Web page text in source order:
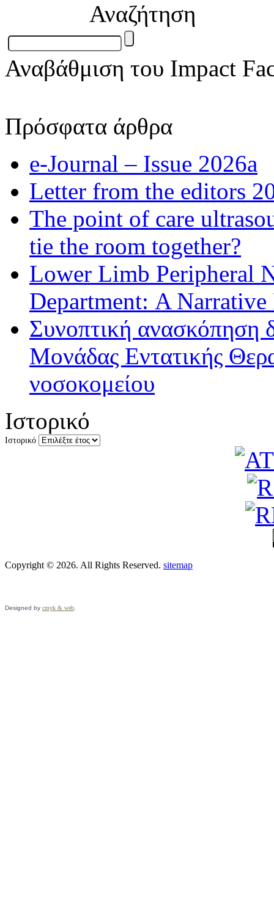
Αναζήτηση
Αναβάθμιση του Impact
Πρόσφατα άρθρα
e-Journal – Issue 2026a
Letter from the editors
The point of care
tie the room together?
Lower Limb Peripheral
Department: A
Συνοπτική ανασκόπηση
Μονάδας Εντατικής
νοσοκομείου
Ιστορικό
Ιστορικό
Copyright © 2026. All Rights Reserved. sitemap
Designed by cmyk & web.